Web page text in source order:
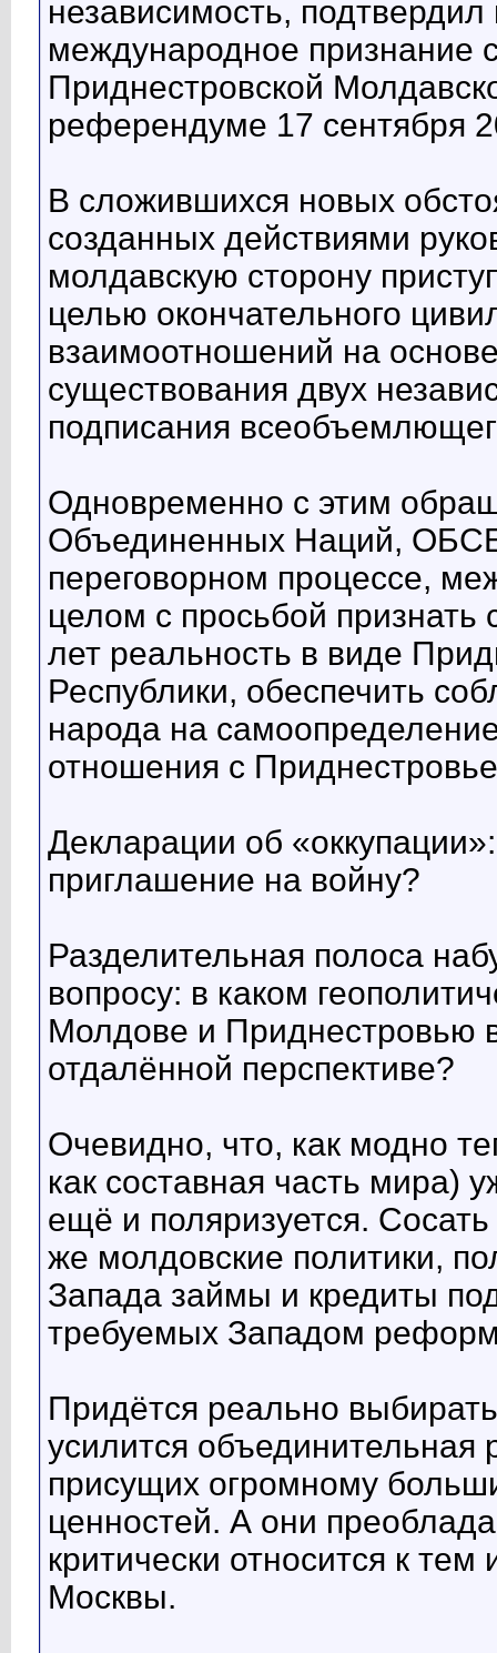
независимость,
международное признание
Приднестровской
референдуме 17 сентября
В сложившихся новых
созданных действиями
молдавскую сторону
целью окончательного
взаимоотношений на
существования двух
подписания
Одновременно с этим
Объединенных Наций,
переговорном процессе,
целом с просьбой
лет реальность в виде
Республики, обеспечить
народа на
отношения с
Декларации об
приглашение на войну?
Разделительная полоса
вопросу: в каком
Молдове и Приднестровью
отдалённой перспективе?
Очевидно, что, как модно
как составная часть мира)
ещё и поляризуется.
же молдовские политики,
Запада займы и кредиты
требуемых Западом
Придётся реально
усилится
присущих огромному
ценностей. А они
критически относится к
Москвы.